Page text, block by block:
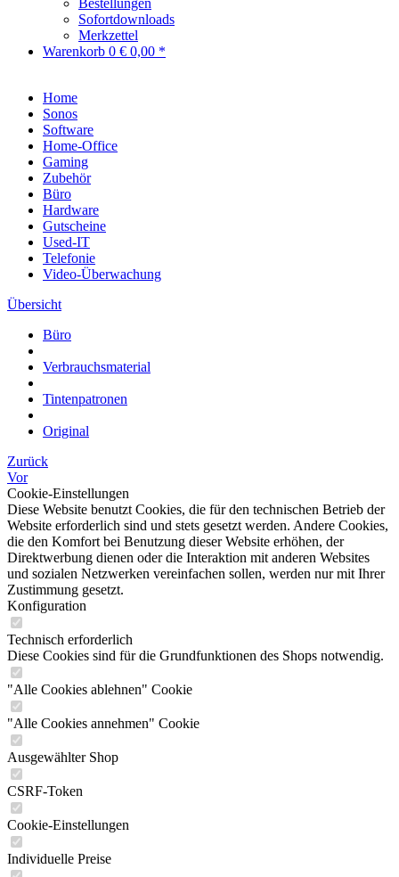
Bestellungen
Sofortdownloads
Merkzettel
Warenkorb 0 € 0,00 *
Home
Sonos
Software
Home-Office
Gaming
Zubehör
Büro
Hardware
Gutscheine
Used-IT
Telefonie
Video-Überwachung
Übersicht
Büro
Verbrauchsmaterial
Tintenpatronen
Original
Zurück
Vor
Cookie-Einstellungen
Diese Website benutzt Cookies, die für den technischen Betrieb der
Website erforderlich sind und stets gesetzt werden. Andere Cookies,
die den Komfort bei Benutzung dieser Website erhöhen, der
Direktwerbung dienen oder die Interaktion mit anderen Websites
und sozialen Netzwerken vereinfachen sollen, werden nur mit Ihrer
Zustimmung gesetzt.
Konfiguration
Technisch erforderlich
Diese Cookies sind für die Grundfunktionen des Shops notwendig.
"Alle Cookies ablehnen" Cookie
"Alle Cookies annehmen" Cookie
Ausgewählter Shop
CSRF-Token
Cookie-Einstellungen
Individuelle Preise